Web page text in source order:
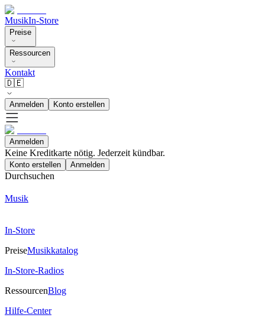
MusikIn-Store
Preise
Ressourcen
Kontakt
🇩🇪
Anmelden Konto erstellen
Anmelden
Keine Kreditkarte nötig. Jederzeit kündbar.
Konto erstellen Anmelden
Durchsuchen
Musik
In-Store
PreiseMusikkatalog
In-Store-Radios
RessourcenBlog
Hilfe-Center